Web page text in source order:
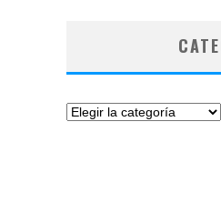
Categorías